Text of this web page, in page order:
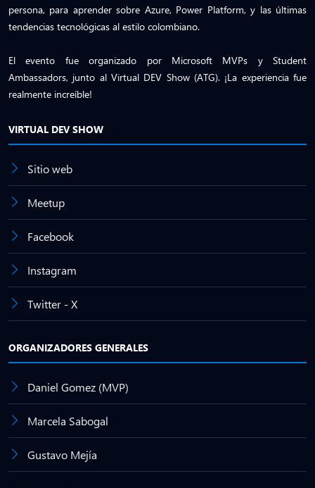
persona, para aprender sobre Azure, Power Platform, y las últimas
tendencias tecnológicas al estilo colombiano.
El evento fue organizado por Microsoft MVPs y Student
Ambassadors, junto al Virtual DEV Show (ATG). ¡La experiencia fue
realmente increíble!
VIRTUAL DEV SHOW
Sitio web
Meetup
Facebook
Instagram
Twitter - X
ORGANIZADORES GENERALES
Daniel Gomez (MVP)
Marcela Sabogal
Gustavo Mejía